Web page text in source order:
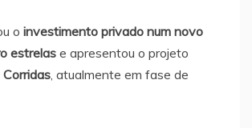
o investimento privado num novo
estrelase apresentou o projeto
, atualmente em fase de